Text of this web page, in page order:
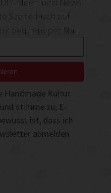
bequem per Mail.
Handmade Kultur
und stimme zu, E-
ist, dass ich
abmelden